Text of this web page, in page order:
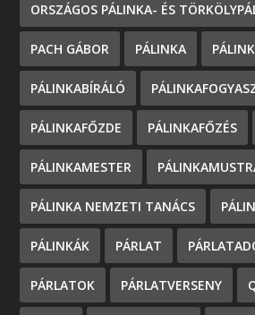
ORSZÁGOS PÁLINKA- ÉS
PACH GÁBOR PÁLINKA
PÁLINKABÍRÁLÓ
PÁLINKAFŐZDE PÁLINKAFŐZÉS
PÁLINKAMESTER
PÁLINKA NEMZETI TANÁCS
PÁLINKÁK PÁRLAT
PÁRLATOK PÁRLATVERSENY